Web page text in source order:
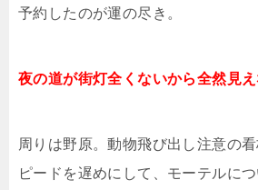
予約したのが運の尽き。
夜の道が街灯全くないから全然見え
周りは野原。動物飛び出し注意の
ピードを遅めにして、モーテルにつ